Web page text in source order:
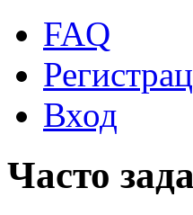
FAQ
Вход
Часто